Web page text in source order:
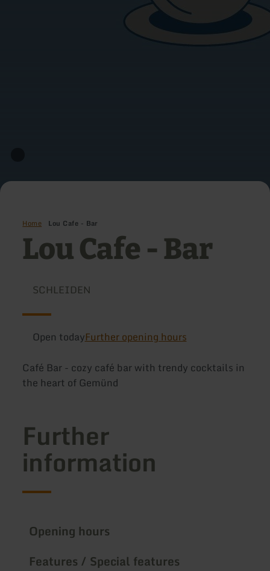
Home Lou Cafe - Bar
Lou Cafe - Bar
SCHLEIDEN
Open todayFurther opening hours
Café Bar - cozy café bar with trendy cocktails in
the heart of Gemünd
Further
information
Opening hours
Features / Special features